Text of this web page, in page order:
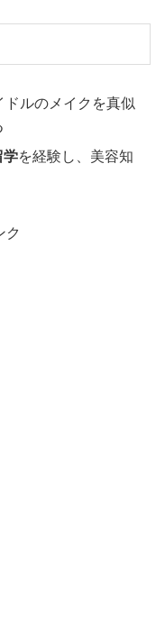
ドルのメイクを真似
学を経験し、美容知
ク